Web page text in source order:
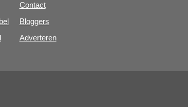
Contact
Bloggers
Adverteren